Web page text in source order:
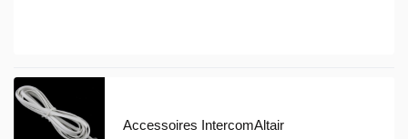
Accessoires IntercomAltair